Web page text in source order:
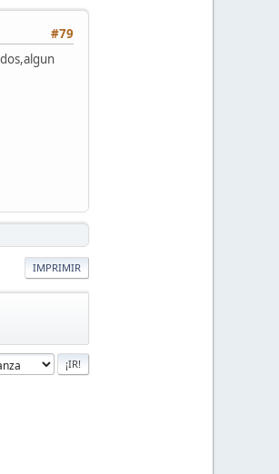
#79
IMPRIMIR